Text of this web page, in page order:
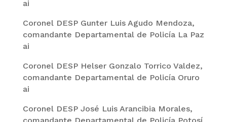
ai
Coronel DESP Gunter Luis Agudo Mendoza,
comandante Departamental de Policía La Paz
ai
Coronel DESP Helser Gonzalo Torrico Valdez,
comandante Departamental de Policía Oruro
ai
Coronel DESP José Luis Arancibia Morales,